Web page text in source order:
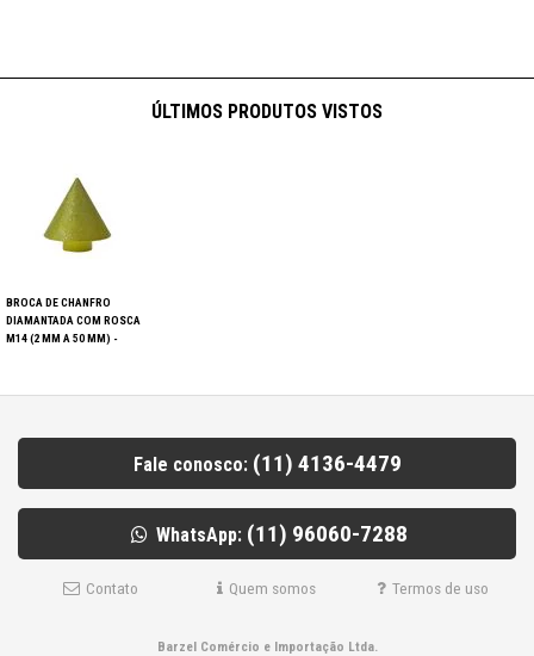
ÚLTIMOS PRODUTOS VISTOS
BROCA DE CHANFRO
DIAMANTADA COM ROSCA
M14 (2 MM A 50 MM) -
Fale conosco: (11) 4136-4479
WhatsApp: (11) 96060-7288
Contato Quem somos Termos de uso
Barzel Comércio e Importação Ltda.